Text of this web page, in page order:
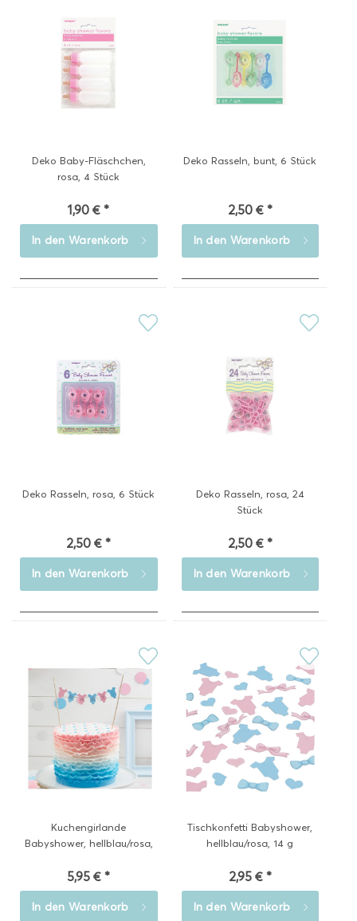
Deko Baby-Fläschchen,
rosa, 4 Stück
1,90 € *
In den Warenkorb
Deko Rasseln, bunt, 6 Stück
2,50 € *
In den Warenkorb
Deko Rasseln, rosa, 6 Stück
2,50 € *
In den Warenkorb
Deko Rasseln, rosa, 24
Stück
2,50 € *
In den Warenkorb
Kuchengirlande
Babyshower, hellblau/rosa,
5,95 € *
In den Warenkorb
Tischkonfetti Babyshower,
hellblau/rosa, 14 g
2,95 € *
In den Warenkorb